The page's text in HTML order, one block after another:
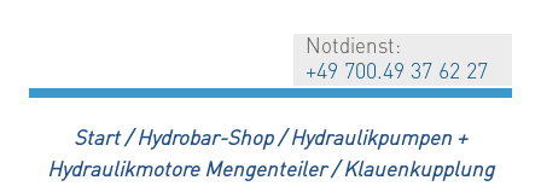
Notdienst:
+49 700.49 37 62 27
Start / Hydrobar-Shop / Hydraulikpumpen +
Hydraulikmotore Mengenteiler / Klauenkupplung